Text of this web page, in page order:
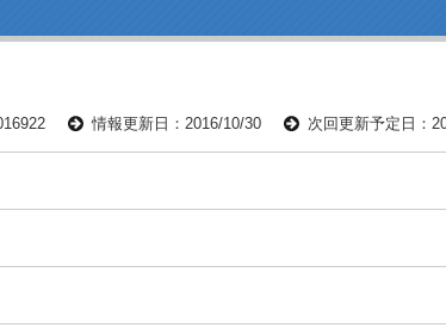
情報更新日：2016/10/30 次回更新予定日：